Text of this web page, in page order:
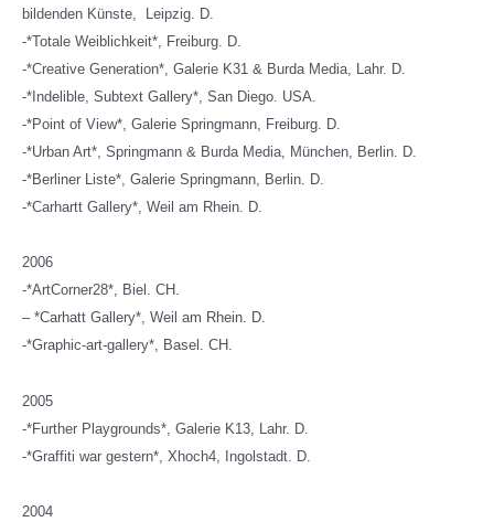
bildenden Künste, Leipzig. D.
-*Totale Weiblichkeit*, Freiburg. D.
-*Creative Generation*, Galerie K31 & Burda Media, Lahr. D.
-*Indelible, Subtext Gallery*, San Diego. USA.
-*Point of View*, Galerie Springmann, Freiburg. D.
-*Urban Art*, Springmann & Burda Media, München, Berlin. D.
-*Berliner Liste*, Galerie Springmann, Berlin. D.
-*Carhartt Gallery*, Weil am Rhein. D.
2006
-*ArtCorner28*, Biel. CH.
– *Carhatt Gallery*, Weil am Rhein. D.
-*Graphic-art-gallery*, Basel. CH.
2005
-*Further Playgrounds*, Galerie K13, Lahr. D.
-*Graffiti war gestern*, Xhoch4, Ingolstadt. D.
2004